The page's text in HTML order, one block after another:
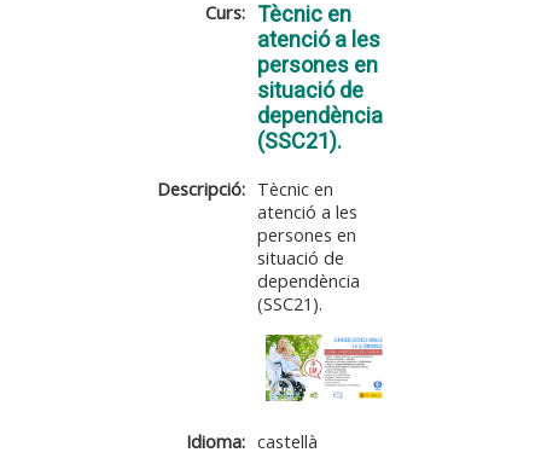
Curs: Tècnic en
atenció a les
persones en
situació de
dependència
(SSC21).
Descripció: Tècnic en
atenció a les
persones en
situació de
dependència
(SSC21).
Idioma: castellà